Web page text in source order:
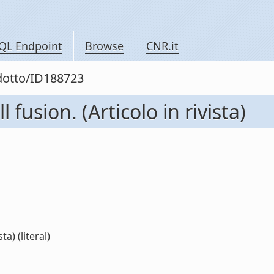
Endpoint Browse CNR.it
ID188723
fusion. (Articolo in rivista)
(literal)